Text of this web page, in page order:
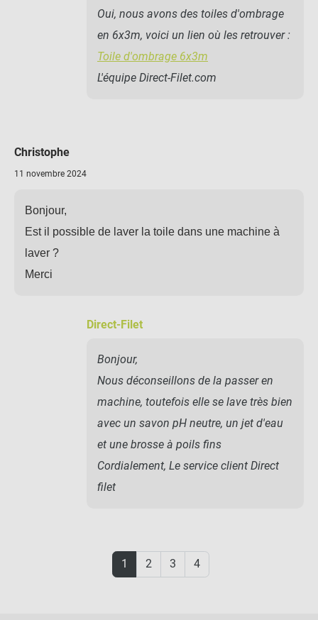
Oui, nous avons des toiles d'ombrage
en 6x3m, voici un lien où les retrouver :
Toile d'ombrage 6x3m
L'équipe Direct-Filet.com
Christophe
11 novembre 2024
Bonjour,
Est il possible de laver la toile dans une machine à
laver ?
Merci
Direct-Filet
Bonjour,
Nous déconseillons de la passer en
machine, toutefois elle se lave très bien
avec un savon pH neutre, un jet d'eau
et une brosse à poils fins
Cordialement, Le service client Direct
filet
1 2 3 4